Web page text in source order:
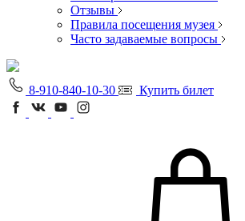
Отзывы
Правила посещения музея
Часто задаваемые вопросы
8-910-840-10-30 Купить билет